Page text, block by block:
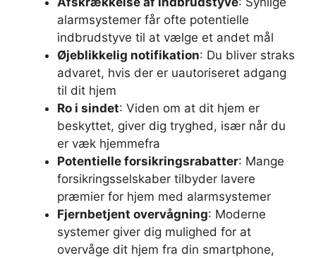
alarmsystemer får ofte potentielle
indbrudstyve til at vælge et andet mål
Øjeblikkelig notifikation: Du bliver straks
advaret, hvis der er uautoriseret adgang
til dit hjem
Ro i sindet: Viden om at dit hjem er
beskyttet, giver dig tryghed, især når du
er væk hjemmefra
Potentielle forsikringsrabatter: Mange
forsikringsselskaber tilbyder lavere
præmier for hjem med alarmsystemer
Fjernbetjent overvågning: Moderne
systemer giver dig mulighed for at
overvåge dit hjem fra din smartphone,